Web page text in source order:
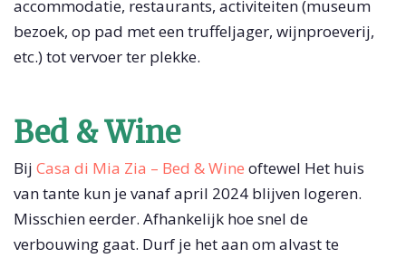
accommodatie, restaurants, activiteiten (museum
bezoek, op pad met een truffeljager, wijnproeverij,
etc.) tot vervoer ter plekke.
Bed & Wine
Bij Casa di Mia Zia – Bed & Wine oftewel Het huis
van tante kun je vanaf april 2024 blijven logeren.
Misschien eerder. Afhankelijk hoe snel de
verbouwing gaat. Durf je het aan om alvast te